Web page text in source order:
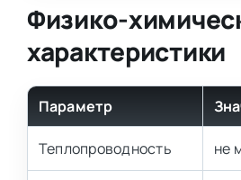
Физико-
характеристики
Параметр
Теплопроводность не